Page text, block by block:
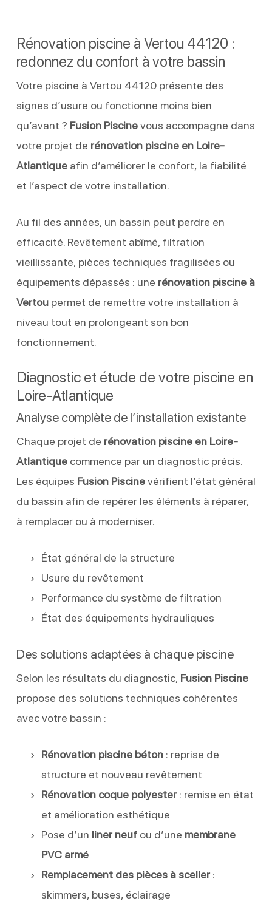
Rénovation piscine à Vertou 44120 :
redonnez du confort à votre bassin
Votre piscine à Vertou 44120 présente des
signes d’usure ou fonctionne moins bien
qu’avant ? Fusion Piscinevous accompagne dans
votre projet de rénovation piscine en Loire-
Atlantiqueafin d’améliorer le confort, la fiabilité
et l’aspect de votre installation.
Au fil des années, un bassin peut perdre en
efficacité. Revêtement abîmé, filtration
vieillissante, pièces techniques fragilisées ou
équipements dépassés : une rénovation piscine à
Vertoupermet de remettre votre installation à
niveau tout en prolongeant son bon
fonctionnement.
Diagnostic et étude de votre piscine en
Loire-Atlantique
Analyse complète de l’installation existante
Chaque projet de rénovation piscine en Loire-
Atlantiquecommence par un diagnostic précis.
Les équipes Fusion Piscinevérifient l’état général
du bassin afin de repérer les éléments à réparer,
à remplacer ou à moderniser.
État général de la structure
Usure du revêtement
Performance du système de filtration
État des équipements hydrauliques
Des solutions adaptées à chaque piscine
Selon les résultats du diagnostic, Fusion Piscine
propose des solutions techniques cohérentes
avec votre bassin :
Rénovation piscine béton: reprise de
structure et nouveau revêtement
Rénovation coque polyester: remise en état
et amélioration esthétique
Pose d’un liner neufou d’une membrane
PVC armé
Remplacement des pièces à sceller:
skimmers, buses, éclairage